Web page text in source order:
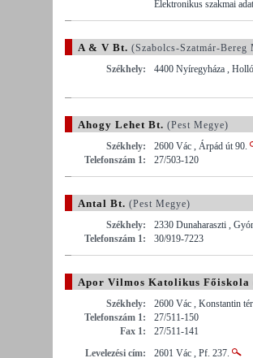
Elektronikus szakmai
A & V Bt. (Szabolcs-Szatmár-Bereg
Székhely:
4400 Nyíregyháza ,
Ahogy Lehet Bt. (Pest Megye)
Székhely:
2600 Vác , Árpád út 90.
Telefonszám 1:
27/503-120
Antal Bt. (Pest Megye)
Székhely:
2330 Dunaharaszti ,
Telefonszám 1:
30/919-7223
Apor Vilmos Katolikus Főiskola
Székhely:
2600 Vác , Konstantin
Telefonszám 1:
27/511-150
Fax 1:
27/511-141
Levelezési cím:
2601 Vác , Pf. 237.